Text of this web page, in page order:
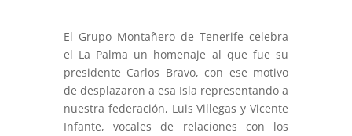
El Grupo Montañero de Tenerife celebra
el La Palma un homenaje al que fue su
presidente Carlos Bravo, con ese motivo
de desplazaron a esa Isla representando a
nuestra federación, Luis Villegas y Vicente
Infante, vocales de relaciones con los